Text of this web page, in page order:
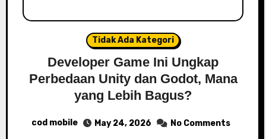
Tidak Ada Kategori
Developer Game Ini Ungkap
Perbedaan Unity dan Godot, Mana
yang Lebih Bagus?
cod mobile May 24, 2026 No Comments